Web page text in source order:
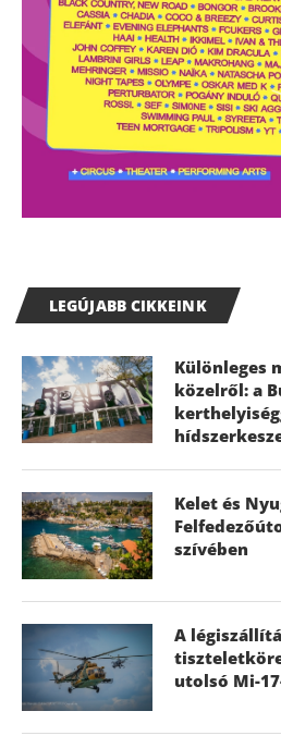
LEGÚJABB CIKKEINK
Különleges
közelről: a
Kelet és
szívében
A
utolsó Mi-